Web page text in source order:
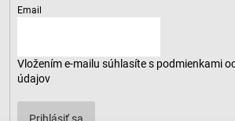
Email
Vložením e-mailu súhlasíte s podmienkami
údajov